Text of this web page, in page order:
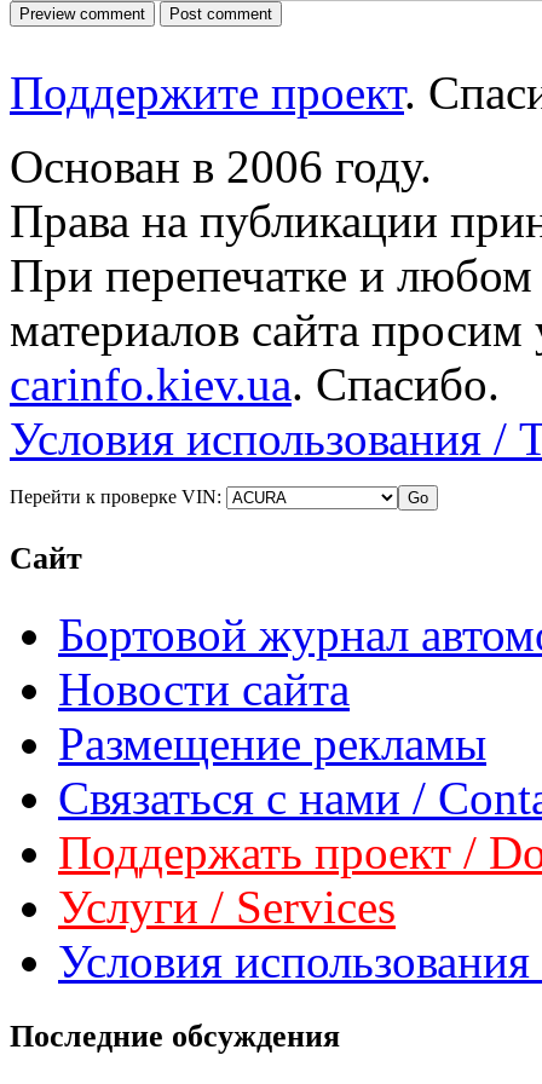
Поддержите проект.
Основан в 2006 году.
Права на публикации
При перепечатке и
материалов сайта просим
carinfo.kiev.ua. Спасибо.
Условия использования /
Перейти к проверке VIN:
Сайт
Бортовой журнал
Новости сайта
Размещение рекламы
Связаться с нами /
Поддержать проект /
Услуги / Services
Условия
Последние обсуждения